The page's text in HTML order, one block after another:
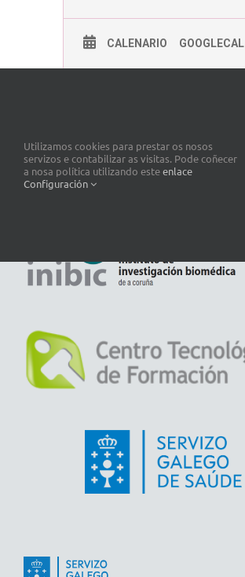
CALENARIO GOOGLECAL
Utilizamos cookies para prestar os nosos
servizos e contabilizar as visitas. Pode coñecer
a nosa política utilizando esteenlace
Configuración